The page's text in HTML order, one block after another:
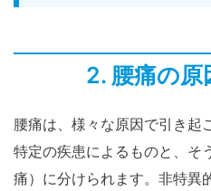
2. 腰痛の
腰痛は、様々な原因で引き起
特定の疾患によるものと、そ
痛）に分けられます。非特異